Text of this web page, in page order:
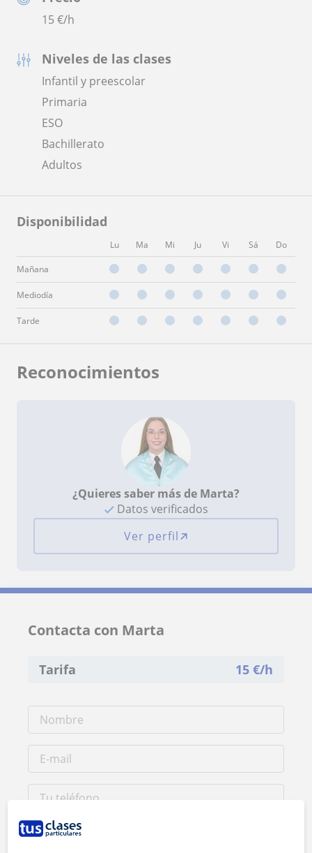
15€/h
Niveles de las clases
Infantil y preescolar
Primaria
ESO
Bachillerato
Adultos
Disponibilidad
Lu Ma Mi Ju Vi Sá Do
Mañana
Mediodía
Tarde
Reconocimientos
¿Quieres saber más de Marta?
Datos verificados
Ver perfil
Contacta con Marta
Tarifa 15 €/h